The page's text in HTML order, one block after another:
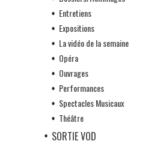
Entretiens
Expositions
La vidéo de la semaine
Opéra
Ouvrages
Performances
Spectacles Musicaux
Théâtre
SORTIE VOD